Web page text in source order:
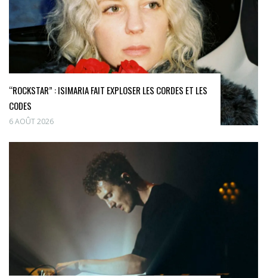
“ROCKSTAR” : ISIMARIA FAIT EXPLOSER LES CORDES ET LES
CODES
6 AOÛT 2026